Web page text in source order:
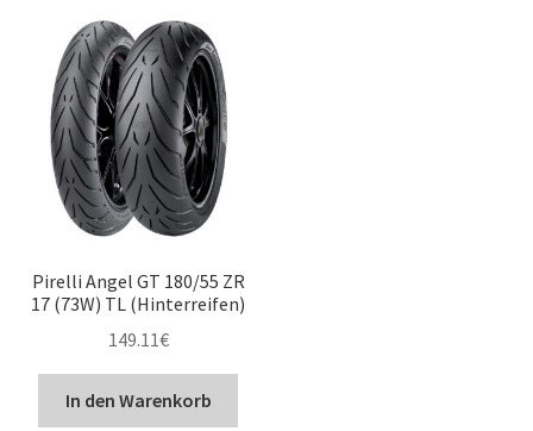
Pirelli Angel GT 180/55 ZR
17 (73W) TL (Hinterreifen)
149.11€
In den Warenkorb